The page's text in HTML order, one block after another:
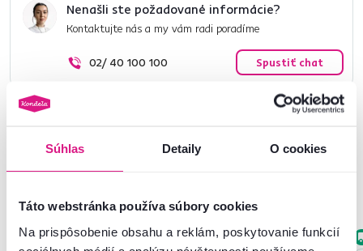
Súhlas Detaily O cookies
Táto webstránka používa súbory cookies
Na prispôsobenie obsahu a reklám, poskytovanie funkcií
Nenašli ste požadované informácie?
Kontaktujte nás a my vám radi poradíme
02/ 40 100 100 Spustiť chat
Podobné produkty
Slovenský výrobok Zadarmo